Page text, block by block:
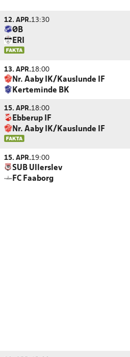
12. APR.13:30
ØB
ERI
13. APR.18:00
Nr. Aaby IK/Kauslunde IF
Kerteminde BK
15. APR.18:00
Ebberup IF
Nr. Aaby IK/Kauslunde IF
15. APR.19:00
SUB Ullerslev
FC Faaborg